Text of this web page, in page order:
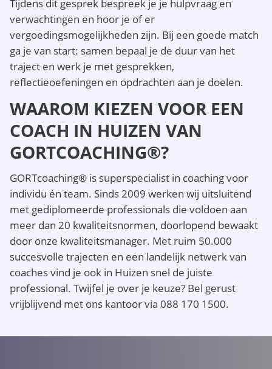
Tijdens dit gesprek bespreek je je hulpvraag en
verwachtingen en hoor je of er
vergoedingsmogelijkheden zijn. Bij een goede match
ga je van start: samen bepaal je de duur van het
traject en werk je met gesprekken,
reflectieoefeningen en opdrachten aan je doelen.
WAAROM KIEZEN VOOR EEN
COACH IN HUIZEN VAN
GORTCOACHING®?
GORTcoaching® is superspecialist in coaching voor
individu én team. Sinds 2009 werken wij uitsluitend
met gediplomeerde professionals die voldoen aan
meer dan 20 kwaliteitsnormen, doorlopend bewaakt
door onze kwaliteitsmanager. Met ruim 50.000
succesvolle trajecten en een landelijk netwerk van
coaches vind je ook in Huizen snel de juiste
professional. Twijfel je over je keuze? Bel gerust
vrijblijvend met ons kantoor via 088 170 1500.